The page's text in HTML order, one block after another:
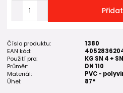
Číslo produktu:
1380
EAN kód:
Použití pro:
KG SN 4 +
Průměr:
DN 110
Materiál:
PVC -
Úhel:
87°